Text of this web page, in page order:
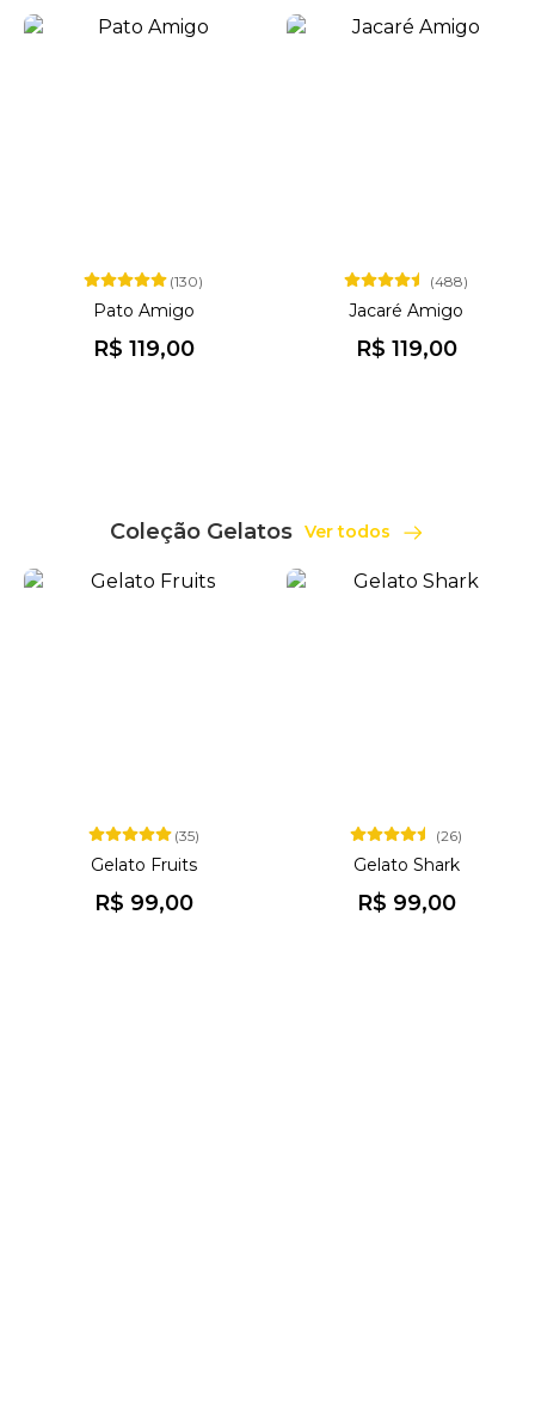
(130)
Pato Amigo
R$ 119,00
(488)
Jacaré Amigo
R$ 119,00
Coleção Gelatos Ver todos
(35)
Gelato Fruits
R$ 99,00
(26)
Gelato Shark
R$ 99,00